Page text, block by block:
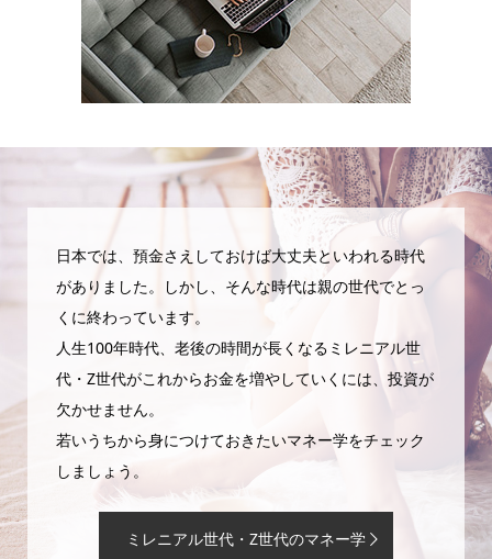
日本では、預金さえしておけば大丈夫といわれる時代
がありました。しかし、そんな時代は親の世代でとっ
くに終わっています。
人生100年時代、老後の時間が長くなるミレニアル世
代・Z世代がこれからお金を増やしていくには、投資が
欠かせません。
若いうちから身につけておきたいマネー学をチェック
しましょう。
ミレニアル世代・Z世代のマネー学